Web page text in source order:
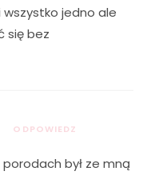
jedno ale
się bez
ODPOWIEDZ
był ze mną